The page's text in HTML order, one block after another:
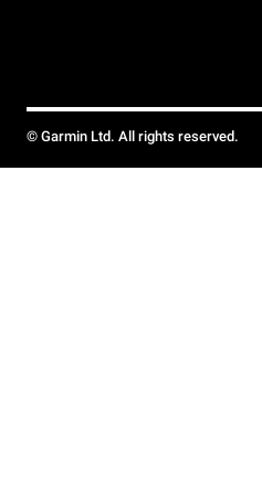
© Garmin Ltd. All rights reserved.